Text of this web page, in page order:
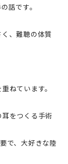
話です。
、難聴の体質
ねています。
をつくる手術
で、大好きな陸